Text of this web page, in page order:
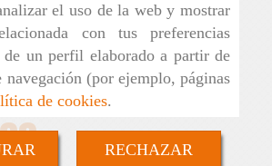
el uso de la web y mostrar
con tus preferencias
de un perfil elaborado a partir de
navegación (por ejemplo, páginas
de cookies.
RECHAZAR
de
de